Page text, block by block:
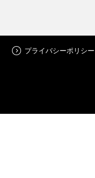
プライバシーポリシー